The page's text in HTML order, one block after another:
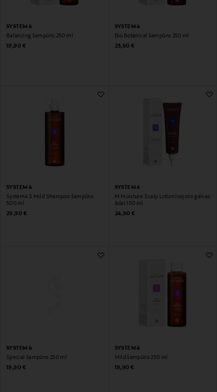
SYSTEM 4
Balancing šampūns 250 ml
Original Price
19,90 €
SYSTEM 4
Bio Botanical šampūns 250 ml
Original Price
23,90 €
SYSTEM 4
System4 3 Mild Shampoo šampūns
500 ml
Original Price
29,90 €
SYSTEM 4
M Moisture Scalp Lotion losjons galvas
ādai 150 ml
Original Price
24,90 €
SYSTEM 4
Special šampūns 250 ml
Original Price
19,90 €
SYSTEM 4
Mild šampūns 250 ml
Original Price
19,90 €